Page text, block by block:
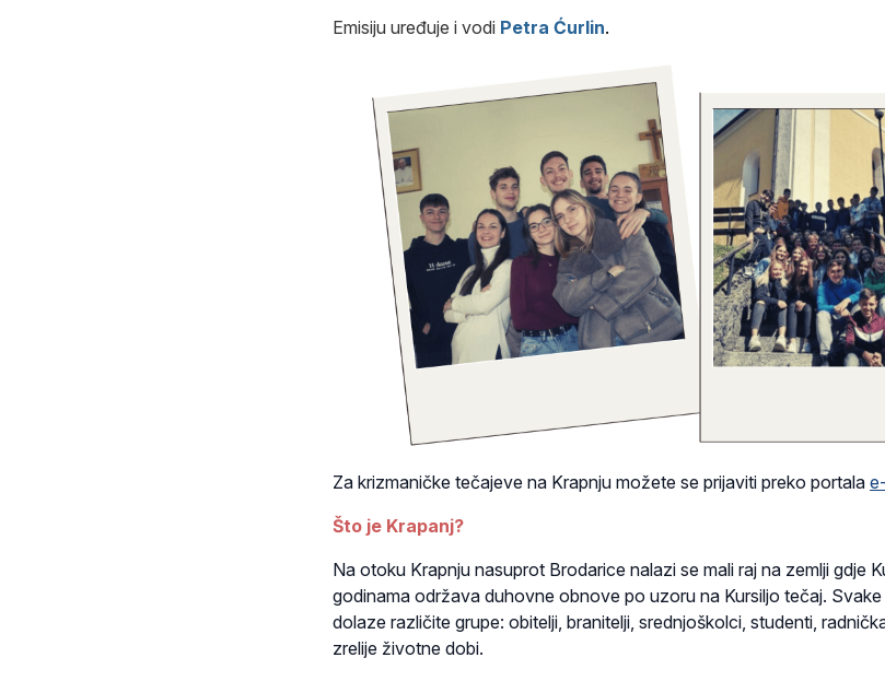
Emisiju uređuje i vodi Petra Ćurlin.
Za krizmaničke tečajeve na Krapnju možete se prijaviti preko portala
Što je Krapanj?
Na otoku Krapnju nasuprot Brodarice nalazi se mali raj na zemlji gdje
godinama održava duhovne obnove po uzoru na Kursiljo tečaj.
dolaze različite grupe: obitelji, branitelji, srednjoškolci, studenti,
zrelije životne dobi.